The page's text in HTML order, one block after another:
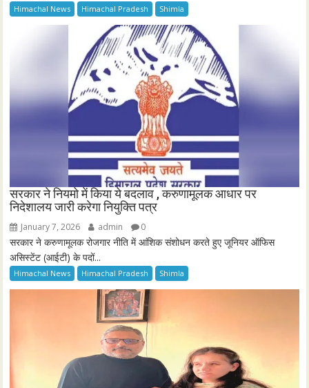
Himachal News Himachal Pradesh Shimla
सरकार ने नियमो में किया ये बदलाव , करुणामूलक आधार पर
निदेशालय जारी करेगा नियुक्ति पत्र
January 7, 2026 admin 0
सरकार ने करुणामूलक रोजगार नीति में आंशिक संशोधन करते हुए जूनियर ऑफिस
असिस्टेंट (आईटी) के पदों...
Himachal News Himachal Pradesh Shimla